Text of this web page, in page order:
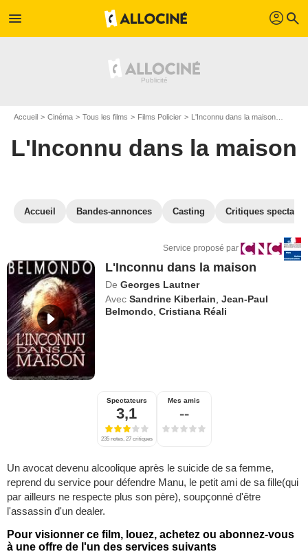
menu profil search
Accueil Cinéma Tous les films Films Policier L'Inconnu dans la maison
L'Inconnu dans la maison
Accueil Bandes-annonces Casting Critiques
Service proposé par
L'Inconnu dans la maison
De Georges Lautner
Avec Sandrine Kiberlain ,Jean-Paul
Belmondo ,Cristiana Réali
Spectateurs
3,1
235 notes, 27 critiques
Mes amis
--
Un avocat devenu alcoolique après le suicide de sa femme,
reprend du service pour défendre Manu, le petit ami de sa fille(qui
par ailleurs ne respecte plus son père), soupçonné d'être
l'assassin d'un dealer.
Pour visionner ce film, louez, achetez ou abonnez-vous
à une offre de l'un des services suivants